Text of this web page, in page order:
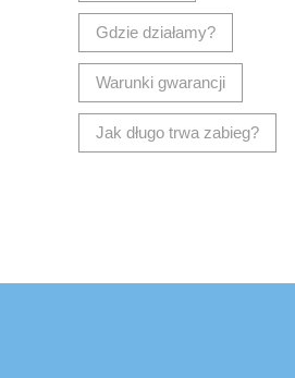
Gdzie działamy?
Warunki gwarancji
Jak długo trwa zabieg?